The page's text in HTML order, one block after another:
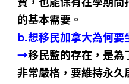
的基本需要。
b.想移民加拿大為何要
→移民監的存在，是為
非常嚴格，要維持永